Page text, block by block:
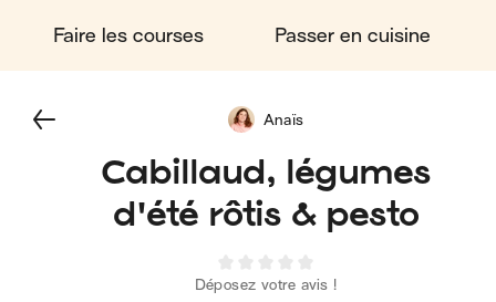
Faire les courses Passer en cuisine
Cabillaud, légumes
d'été rôtis & pesto
Déposez votre avis !
Anaïs